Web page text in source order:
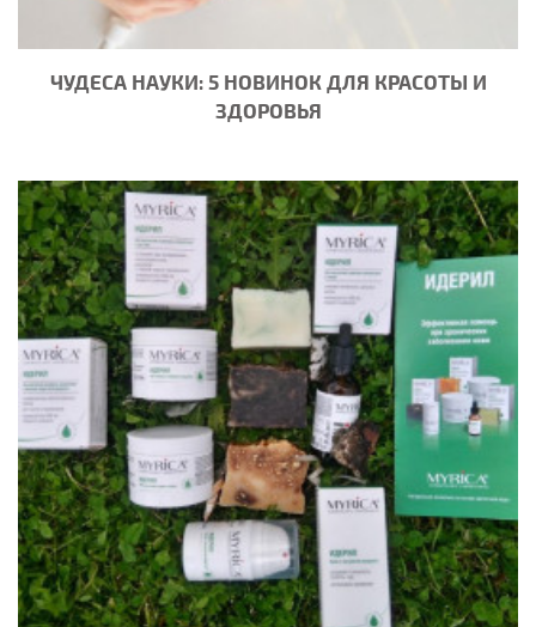
ЧУДЕСА НАУКИ: 5 НОВИНОК ДЛЯ КРАСОТЫ И
ЗДОРОВЬЯ